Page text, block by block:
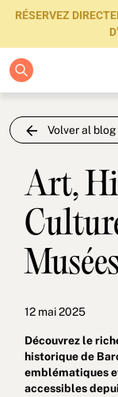
RÉSERVEZ
Art,
12 mai 2025
Découvrez le
historique de
emblématiques
accessibles
Volver al blog